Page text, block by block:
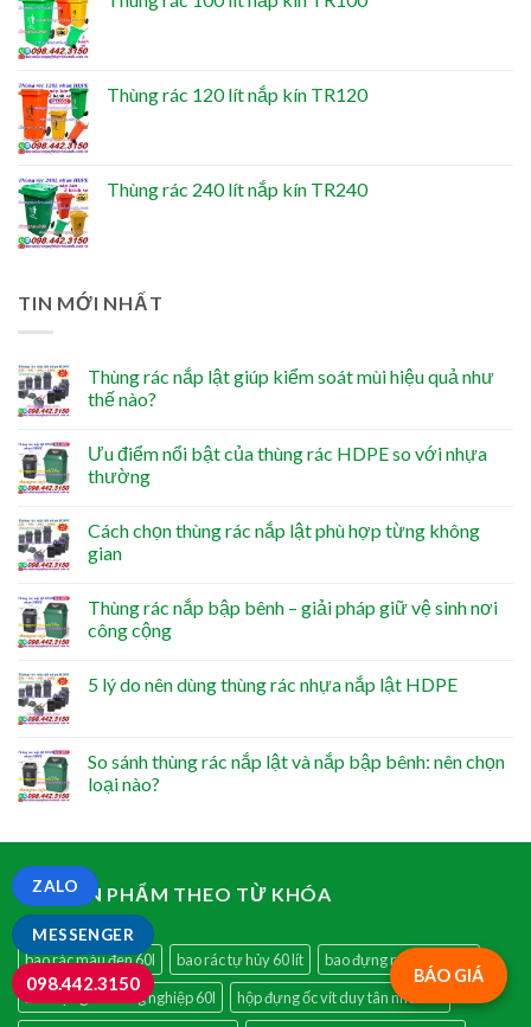
Thùng rác 120 lít nắp kín TR120
Thùng rác 240 lít nắp kín TR240
TIN MỚI NHẤT
Thùng rác nắp lật giúp kiểm soát mùi hiệu quả như
thế nào?
Ưu điểm nổi bật của thùng rác HDPE so với nhựa
thường
Cách chọn thùng rác nắp lật phù hợp từng không
gian
Thùng rác nắp bập bênh – giải pháp giữ vệ sinh nơi
công cộng
5 lý do nên dùng thùng rác nhựa nắp lật HDPE
So sánh thùng rác nắp lật và nắp bập bênh: nên chọn
loại nào?
TÌM SẢN PHẨM THEO TỪ KHÓA
bao rác màu đen 60l bao rác tự hủy 60 lít
bao đựng rác 60l giá rẻ
bao đựng rác công nghiệp 60l
hộp đựng ốc vít duy tân nhỏ 716
BÁO GIÁ
MESSENGER
ZALO
098.442.3150